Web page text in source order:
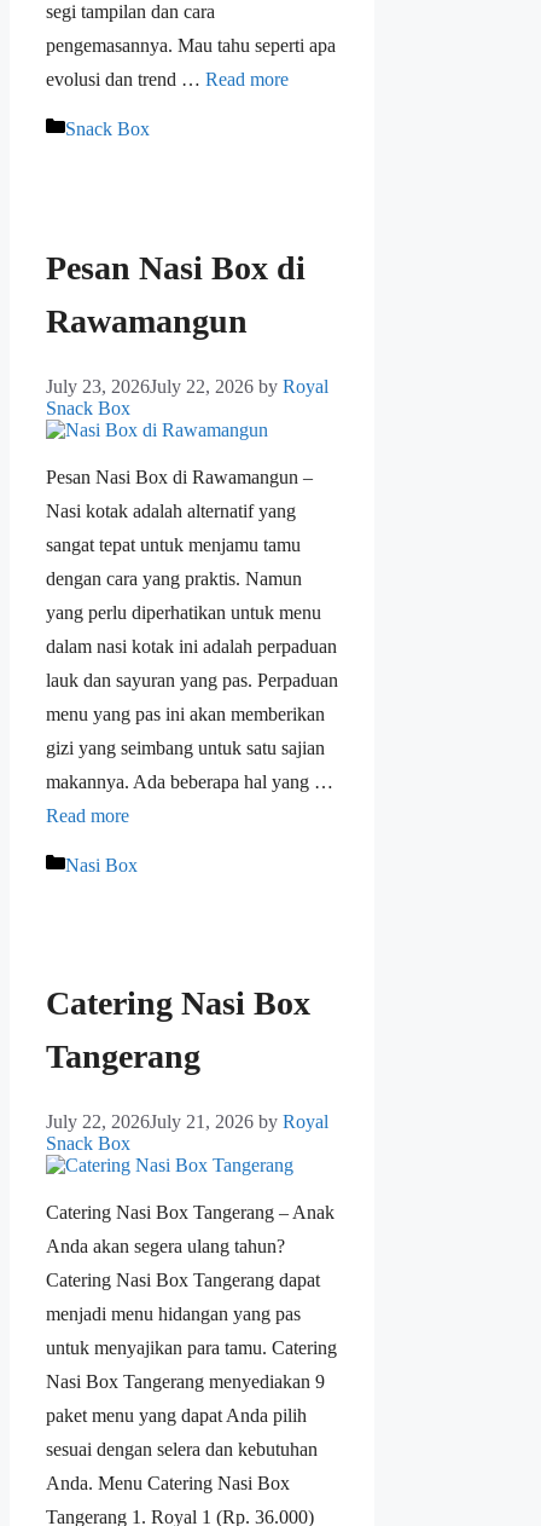
segi tampilan dan cara
pengemasannya. Mau tahu seperti apa
evolusi dan trend … Read more
Snack Box
Pesan Nasi Box di
Rawamangun
July 23, 2026July 22, 2026 by Royal
Snack Box
Pesan Nasi Box di Rawamangun –
Nasi kotak adalah alternatif yang
sangat tepat untuk menjamu tamu
dengan cara yang praktis. Namun
yang perlu diperhatikan untuk menu
dalam nasi kotak ini adalah perpaduan
lauk dan sayuran yang pas. Perpaduan
menu yang pas ini akan memberikan
gizi yang seimbang untuk satu sajian
makannya. Ada beberapa hal yang …
Read more
Nasi Box
Catering Nasi Box
Tangerang
July 22, 2026July 21, 2026 by Royal
Snack Box
Catering Nasi Box Tangerang – Anak
Anda akan segera ulang tahun?
Catering Nasi Box Tangerang dapat
menjadi menu hidangan yang pas
untuk menyajikan para tamu. Catering
Nasi Box Tangerang menyediakan 9
paket menu yang dapat Anda pilih
sesuai dengan selera dan kebutuhan
Anda. Menu Catering Nasi Box
Tangerang 1. Royal 1 (Rp. 36.000)